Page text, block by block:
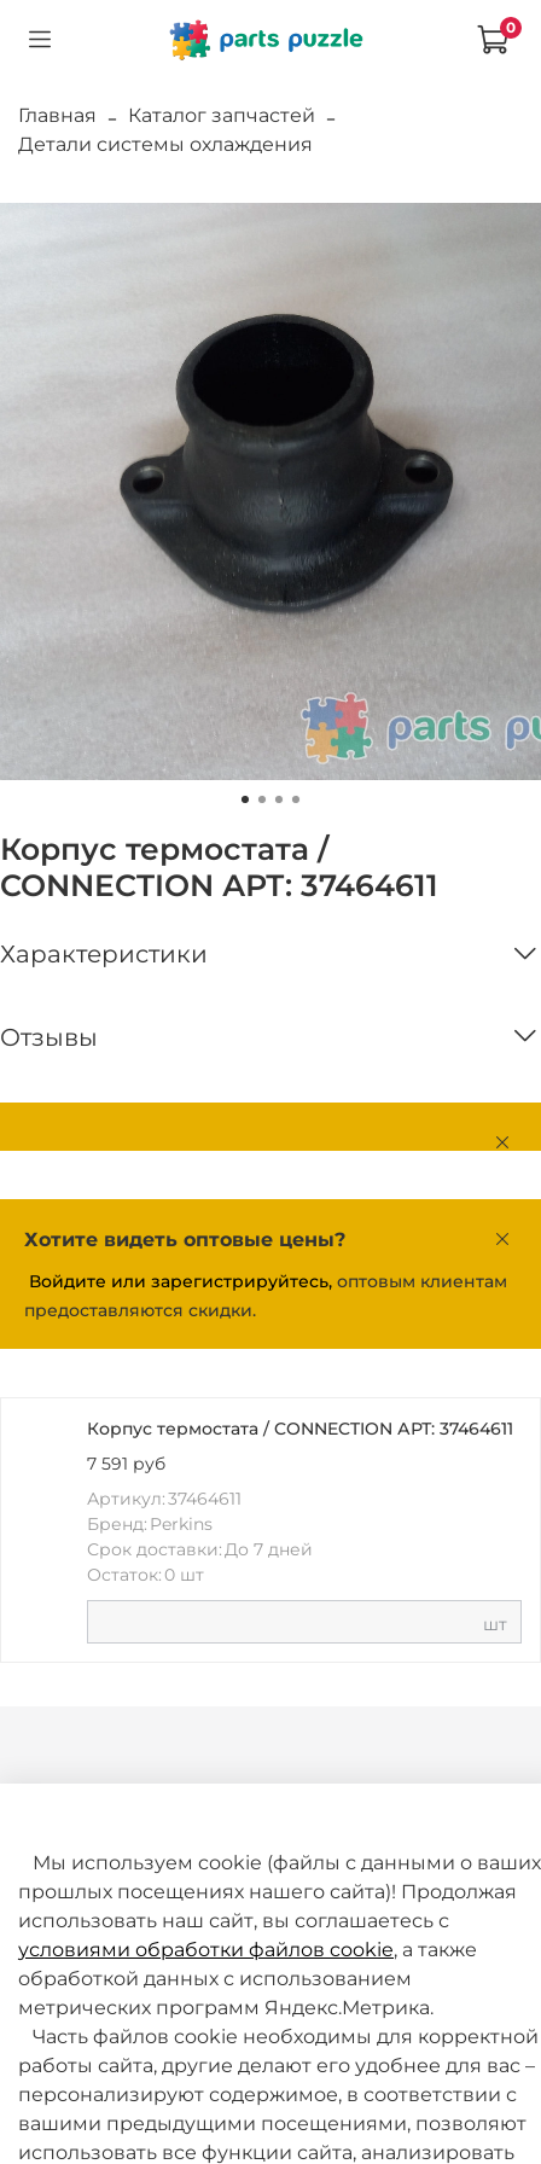
0
Главная
Каталог запчастей
Детали системы охлаждения
Корпус термостата /
CONNECTION АРТ: 37464611
Характеристики
Отзывы
Хотите видеть оптовые цены?
Войдите или зарегистрируйтесь, оптовым клиентам
предоставляются скидки.
Корпус термостата / CONNECTION АРТ: 37464611
7 591 руб
Артикул:37464611
Бренд: Perkins
Срок доставки:До 7 дней
Остаток:0 шт
шт
О компании
+7 (495) 789-38-95
09:00 - 18:00 (будни, по МСК)
Мы используем cookie (файлы с данными о ваших
прошлых посещениях нашего сайта)! Продолжая
использовать наш сайт, вы соглашаетесь с
условиями обработки файлов cookie, а также
обработкой данных с использованием
метрических программ Яндекс.Метрика.
Часть файлов cookie необходимы для корректной
работы сайта, другие делают его удобнее для вас –
персонализируют содержимое, в соответствии с
вашими предыдущими посещениями, позволяют
использовать все функции сайта, анализировать